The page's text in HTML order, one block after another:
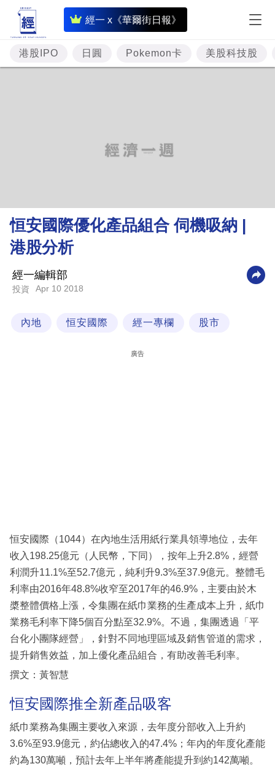
經一 x《華爾街日報》
即
時
財
經
理
財
科
區
港股IPO 日圓 Pokemon卡 美股科技股
恒安國際優化產品組合 伺機吸納 |
港股分析
經一編輯部
投資 Apr 10 2018
內地 恒安國際 經一專欄 股市
廣告
恒安國際（1044）在內地生活用紙行業具領導地位，去年
收入198.25億元（人民幣，下同），按年上升2.8%，經營
利潤升11.1%至52.7億元，純利升9.3%至37.9億元。整體毛
利率由2016年48.8%收窄至2017年的46.9%，主要由於木
槳整體價格上漲，令集團在紙巾業務的生產成本上升，紙巾
業務毛利率下降5個百分點至32.9%。不過，集團透過「平
台化小團隊經營」，針對不同地理區域及銷售管道的需求，
提升銷售效益，加上優化產品組合，有助改善毛利率。
撰文：黃智慧
恒安國際推全新產品吸客
紙巾業務為集團主要收入來源，去年度分部收入上升約
3.6%至93.9億元，約佔總收入的47.4%；年內的年度化產能
約為130萬噸，預計去年上半年將產能提升到約142萬噸。